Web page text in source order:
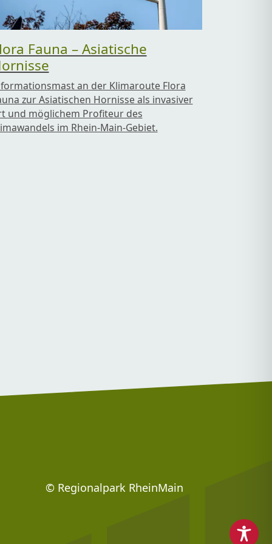
Fauna – Asiatische
an der Klimaroute Flora
zur Asiatischen Hornisse als invasiver
und möglichem Profiteur des
im Rhein-Main-Gebiet.
© Regionalpark RheinMain